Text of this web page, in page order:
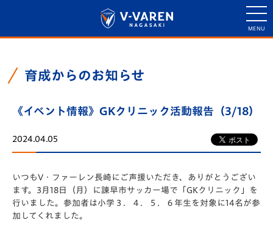
育成からのお知らせ
《イベント情報》GKクリニック活動報告（3/18）
2024.04.05
いつもV・ファーレン長崎にご声援いただき、ありがとうござい
ます。3月18日（月）に諫早市サッカー場で「GKクリニック」を
行いました。参加者は小学３．４．５．６年生を対象に14名が参
加してくれました。